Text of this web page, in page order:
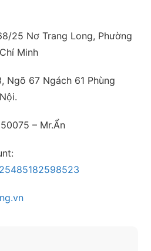
25 Nơ Trang Long, Phường
Minh
Ngõ 67 Ngách 61 Phùng
– Mr.Ẩn